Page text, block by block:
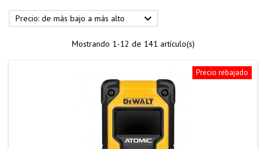
Precio: de más bajo a más alto 
Mostrando 1-12 de 141 artículo(s)
Precio rebajado